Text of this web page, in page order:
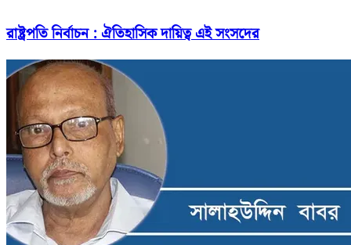
রাষ্ট্রপতি নির্বাচন : ঐতিহাসিক দায়িত্ব এই সংসদের